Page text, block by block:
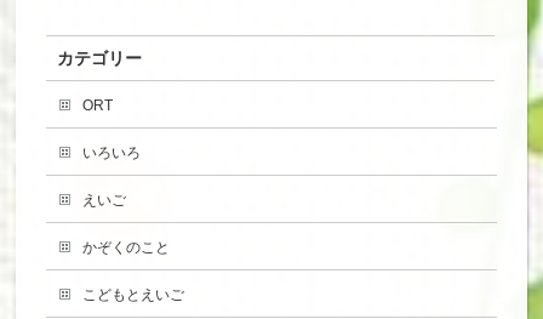
カテゴリー
ORT
いろいろ
えいご
かぞくのこと
こどもとえいご